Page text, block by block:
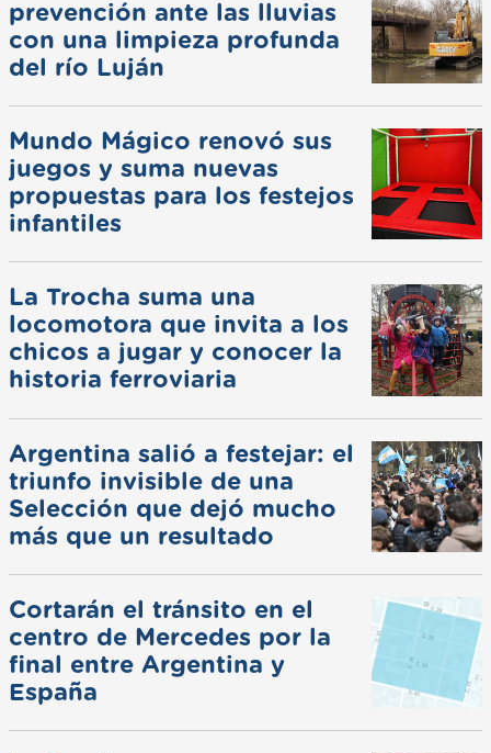
prevención ante las lluvias
con una limpieza profunda
del río Luján
Mundo Mágico renovó sus
juegos y suma nuevas
propuestas para los festejos
infantiles
La Trocha suma una
locomotora que invita a los
chicos a jugar y conocer la
historia ferroviaria
Argentina salió a festejar: el
triunfo invisible de una
Selección que dejó mucho
más que un resultado
Cortarán el tránsito en el
centro de Mercedes por la
final entre Argentina y
España